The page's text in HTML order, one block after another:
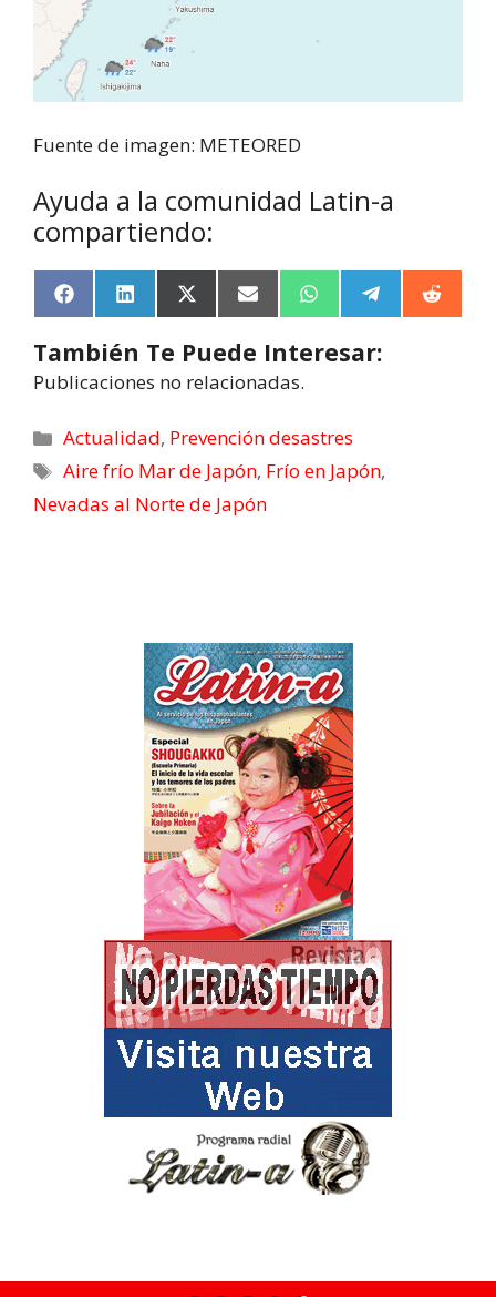
Fuente de imagen: METEORED
Ayuda a la comunidad Latin-a
compartiendo:
F
a
e
b
o
k
L
i
k
e
d
n
X
(
w
i
t
e
r
)
E
m
a
l
W
h
t
p
e
e
R
e
También Te Puede Interesar:
Publicaciones no relacionadas.
Actualidad, Prevención desastres
Aire frío Mar de Japón, Frío en Japón,
Nevadas al Norte de Japón